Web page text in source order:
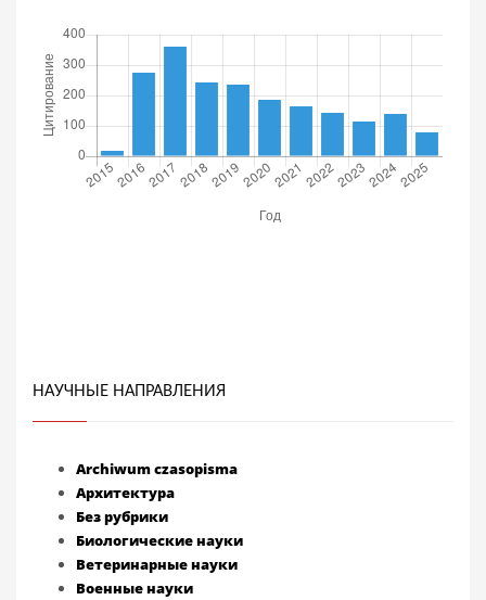
НАУЧНЫЕ НАПРАВЛЕНИЯ
Archiwum czasopisma
Архитектура
Без рубрики
Биологические науки
Ветеринарные науки
Военные науки